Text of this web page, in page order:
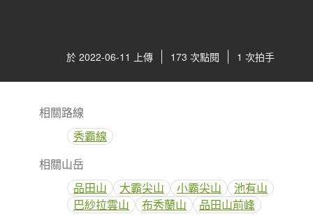
於 2022-06-11 上傳 173 次點閱 1 次拍手
相關路線
秀霸線
相關山岳
品田山
大霸尖山 小霸尖山
池有山
巴紗拉雲山
布秀蘭山 品田山前峰